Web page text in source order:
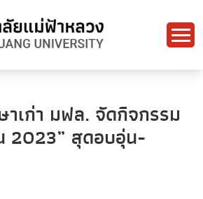
เก่า มฟล. จัดกิจกรรม
2023” สุดอบอุ่น-